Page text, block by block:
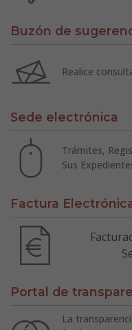
Buzón de
Realice
Sede electrónica
Trámites,
Sus
Factura
Portal de
La